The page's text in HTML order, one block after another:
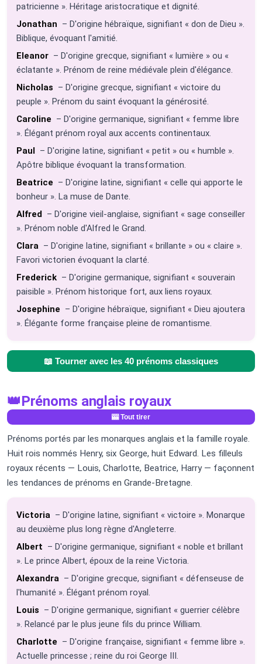
patricienne ». Héritage aristocratique et dignité.
Jonathan – D'origine hébraïque, signifiant « don de Dieu ».
Biblique, évoquant l'amitié.
Eleanor – D'origine grecque, signifiant « lumière » ou «
éclatante ». Prénom de reine médiévale plein d'élégance.
Nicholas – D'origine grecque, signifiant « victoire du
peuple ». Prénom du saint évoquant la générosité.
Caroline – D'origine germanique, signifiant « femme libre
». Élégant prénom royal aux accents continentaux.
Paul – D'origine latine, signifiant « petit » ou « humble ».
Apôtre biblique évoquant la transformation.
Beatrice – D'origine latine, signifiant « celle qui apporte le
bonheur ». La muse de Dante.
Alfred – D'origine vieil-anglaise, signifiant « sage conseiller
». Prénom noble d'Alfred le Grand.
Clara – D'origine latine, signifiant « brillante » ou « claire ».
Favori victorien évoquant la clarté.
Frederick – D'origine germanique, signifiant « souverain
paisible ». Prénom historique fort, aux liens royaux.
Josephine – D'origine hébraïque, signifiant « Dieu ajoutera
». Élégante forme française pleine de romantisme.
📖 Tourner avec les 40 prénoms classiques
👑Prénoms anglais royaux
🎰 Tout tirer
Prénoms portés par les monarques anglais et la famille royale.
Huit rois nommés Henry, six George, huit Edward. Les filleuls
royaux récents — Louis, Charlotte, Beatrice, Harry — façonnent
les tendances de prénoms en Grande-Bretagne.
Victoria – D'origine latine, signifiant « victoire ». Monarque
au deuxième plus long règne d'Angleterre.
Albert – D'origine germanique, signifiant « noble et brillant
». Le prince Albert, époux de la reine Victoria.
Alexandra – D'origine grecque, signifiant « défenseuse de
l'humanité ». Élégant prénom royal.
Louis – D'origine germanique, signifiant « guerrier célèbre
». Relancé par le plus jeune fils du prince William.
Charlotte – D'origine française, signifiant « femme libre ».
Actuelle princesse ; reine du roi George III.